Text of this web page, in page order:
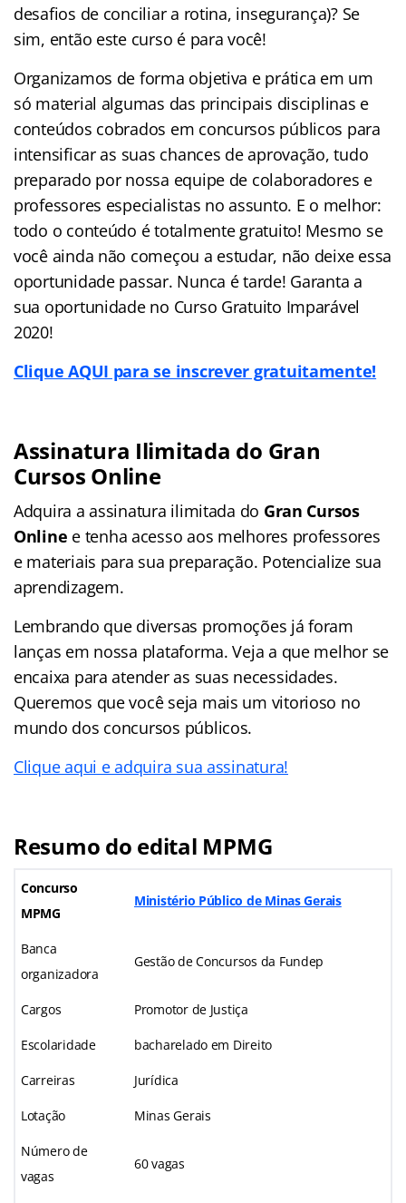
desafios de conciliar a rotina, insegurança)? Se
sim, então este curso é para você!
Organizamos de forma objetiva e prática em um
só material algumas das principais disciplinas e
conteúdos cobrados em concursos públicos para
intensificar as suas chances de aprovação, tudo
preparado por nossa equipe de colaboradores e
professores especialistas no assunto. E o melhor:
todo o conteúdo é totalmente gratuito! Mesmo se
você ainda não começou a estudar, não deixe essa
oportunidade passar. Nunca é tarde! Garanta a
sua oportunidade no Curso Gratuito Imparável
2020!
Clique AQUI para se inscrever gratuitamente!
Assinatura Ilimitada do Gran
Cursos Online
Adquira a assinatura ilimitada do Gran Cursos
Online e tenha acesso aos melhores professores
e materiais para sua preparação. Potencialize sua
aprendizagem.
Lembrando que diversas promoções já foram
lanças em nossa plataforma. Veja a que melhor se
encaixa para atender as suas necessidades.
Queremos que você seja mais um vitorioso no
mundo dos concursos públicos.
Clique aqui e adquira sua assinatura!
Resumo do edital MPMG
Concurso
MPMG
Ministério Público de Minas Gerais
Banca
organizadora
Gestão de Concursos da Fundep
Cargos Promotor de Justiça
Escolaridade bacharelado em Direito
Carreiras Jurídica
Lotação Minas Gerais
Número de
vagas
60 vagas